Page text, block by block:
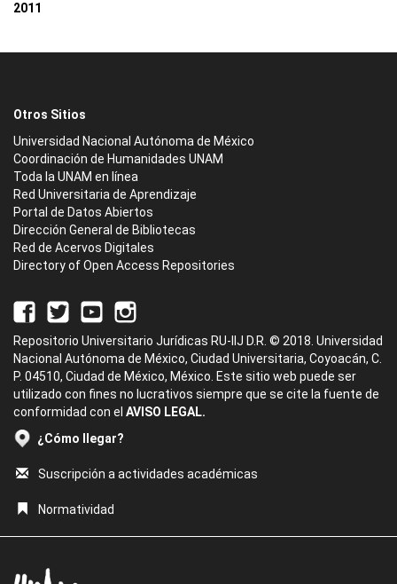
2011
Otros Sitios
Universidad Nacional Autónoma de México
Coordinación de Humanidades UNAM
Toda la UNAM en línea
Red Universitaria de Aprendizaje
Portal de Datos Abiertos
Dirección General de Bibliotecas
Red de Acervos Digitales
Directory of Open Access Repositories
Repositorio Universitario Jurídicas RU-IIJ D.R. © 2018. Universidad
Nacional Autónoma de México, Ciudad Universitaria, Coyoacán, C.
P. 04510, Ciudad de México, México. Este sitio web puede ser
utilizado con fines no lucrativos siempre que se cite la fuente de
conformidad con el AVISO LEGAL.
¿Cómo llegar?
Suscripción a actividades académicas
Normatividad